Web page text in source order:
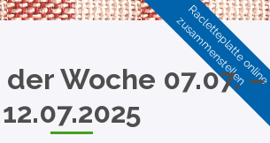
Woche 07.07. –
12.07.2025
Racletteplatte
zusammenstellen